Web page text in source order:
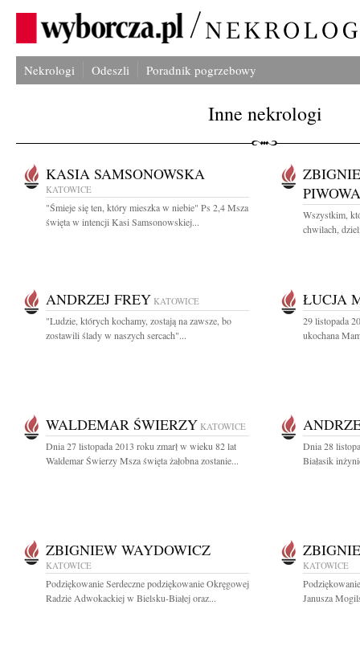
Nekrologi Odeszli Poradnik pogrzebowy
Inne nekrologi
KASIA SAMSONOWSKA
KATOWICE
"Śmieje się ten, który mieszka w niebie" Ps 2,4 Msza
święta w intencji Kasi Samsonowskiej...
Wszystkim,
chwilach,
ANDRZEJ FREY KATOWICE
"Ludzie, których kochamy, zostają na zawsze, bo
zostawili ślady w naszych sercach"...
ŁUCJA
29 listopada
ukochana
WALDEMAR ŚWIERZY KATOWICE
Dnia 27 listopada 2013 roku zmarł w wieku 82 lat
Waldemar Świerzy Msza święta żałobna zostanie...
Dnia 28
Białasik
ZBIGNIEW WAYDOWICZ
KATOWICE
Podziękowanie Serdeczne podziękowanie Okręgowej
Radzie Adwokackiej w Bielsku-Białej oraz...
KATOWICE
Janusza